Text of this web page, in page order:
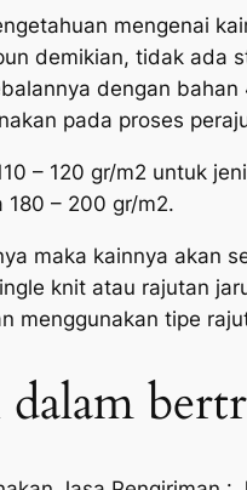
mengenai
demikian, tidak ada
dengan
pada proses
– 120 gr/m2 untuk
180 – 200 gr/m2.
maka kainnya akan
knit atau rajutan
menggunakan tipe